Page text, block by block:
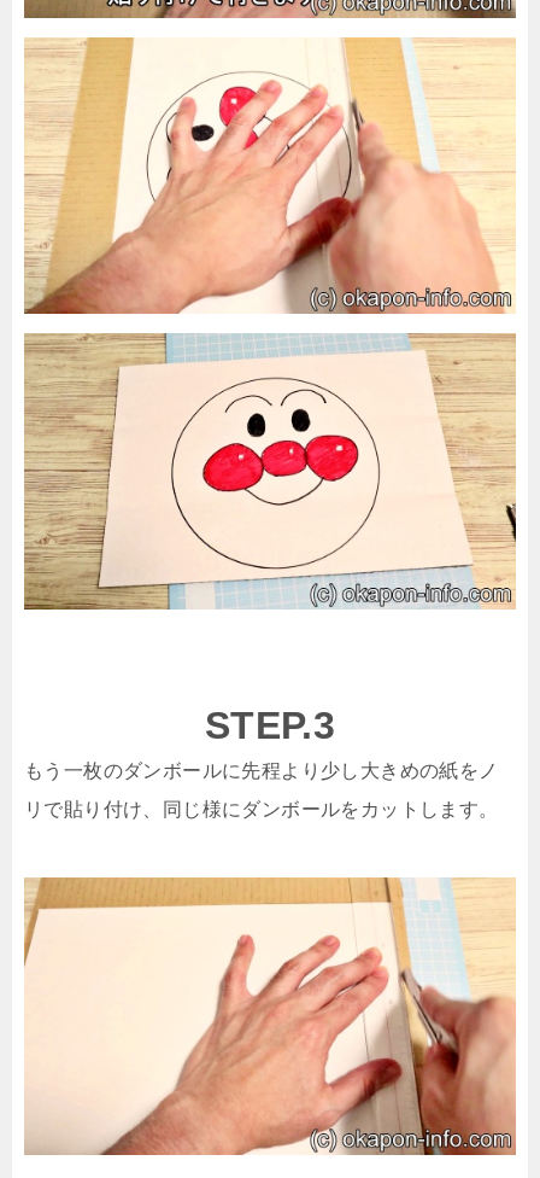
STEP.3
もう一枚のダンボールに先程より少し大きめの紙をノ
リで貼り付け、同じ様にダンボールをカットします。